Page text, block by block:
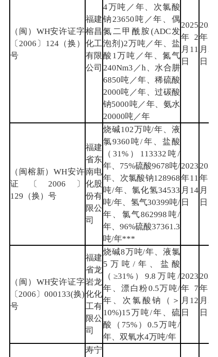
（闽）WH安许证字
〔2006〕124（换）
号
福建
榕昌
化工
有限
公司
4万吨／年、次氯酸
钠23650吨／年、偶
氮二甲酰胺(ADC发
泡剂)2万吨／年、盐
酸1万吨／年、氮气
240Nm3／h、水合肼
6850吨／年、稀硫酸
2000吨／年、过碳酸
钠5000吨／年、氨水
20000吨／年
2025
年2
月11
日
2026
年10
月26
日
（闽榕新）WH安许
证〔2006〕
129（换）号
福建
省东
南电
化股
份有
限公
司
烧碱102万吨/年、液
氯9360吨/年、盐酸
（31%）113332吨/
年、75%硫酸9678吨/
年、次氯酸钠128968
吨/年、氯化氢34533
吨/年、氢气30399吨/
年、氯气862998吨/
年、96%硫酸37361.3
吨/年***
2023
年11
月14
日
2026
年11
月13
日
（闽）WH安许证字
〔2006〕000133(换)
号
福建
省龙
岩龙
化化
工有
限公
司
烧碱8万吨/年、液氯
5万吨/年、盐酸
（≥31%）9.8万吨/
年、漂白粉0.5万吨/
年、次氯酸钠（＞
10%)15万吨/年、硫
酸（75%）0.5万吨/
年、双氧水4万吨/年
2023
年7
月12
日
2026
年6
月30
日
寿宁